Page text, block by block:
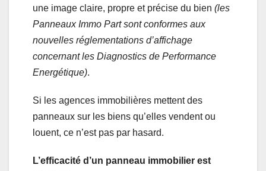
une image claire, propre et précise du bien (les
Panneaux Immo Part sont conformes aux
nouvelles réglementations d’affichage
concernant les Diagnostics de Performance
Energétique).
Si les agences immobilières mettent des
panneaux sur les biens qu’elles vendent ou
louent, ce n’est pas par hasard.
L’efficacité d’un panneau immobilier est